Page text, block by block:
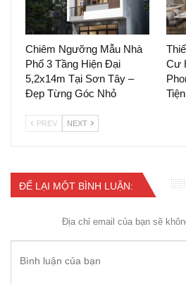
Chiêm Ngưỡng Mẫu Nhà
Phố 3 Tầng Hiện Đại
5,2x14m Tại Sơn Tây –
Đẹp Từng Góc Nhỏ
Cư
PREV NEXT
ĐỂ LẠI MỘT BÌNH LUẬN:
Địa chỉ email của bạn sẽ